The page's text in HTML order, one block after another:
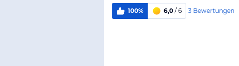
100% 6,0 / 6 3 Bewertungen